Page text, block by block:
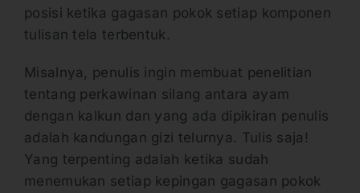
posisi ketika gagasan pokok setiap komponen
tulisan tela terbentuk.
Misalnya, penulis ingin membuat penelitian
tentang perkawinan silang antara ayam
dengan kalkun dan yang ada dipikiran penulis
adalah kandungan gizi telurnya. Tulis saja!
Yang terpenting adalah ketika sudah
menemukan setiap kepingan gagasan pokok